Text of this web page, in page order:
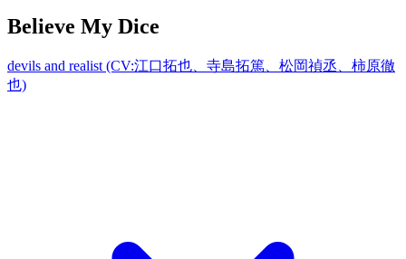
Believe My Dice
devils and realist (CV:江口拓也、寺島拓篤、松岡禎丞、柿原徹
也)